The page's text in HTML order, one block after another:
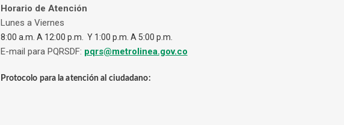
Horario de Atención
Lunes a Viernes
8:00 a.m. A 12:00 p.m. Y 1:00 p.m. A 5:00 p.m.
E-mail para PQRSDF: pqrs@metrolinea.gov.co
Protocolo para la atención al ciudadano: